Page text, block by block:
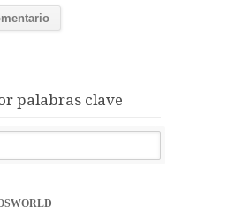
palabras clave